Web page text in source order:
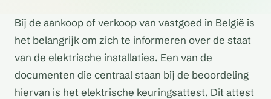
Bij de aankoop of verkoop van vastgoed in België is
het belangrijk om zich te informeren over de staat
van de elektrische installaties. Een van de
documenten die centraal staan bij de beoordeling
hiervan is het elektrische keuringsattest. Dit attest